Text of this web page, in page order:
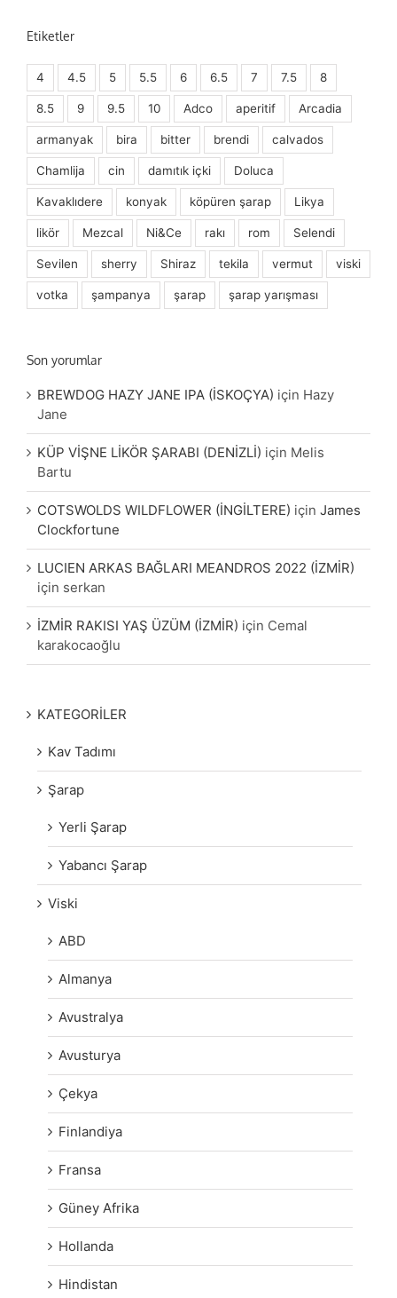
Etiketler
4 4.5 5 5.5 6 6.5 7 7.5 8
8.5 9 9.5 10 Adco aperitif Arcadia
armanyak bira bitter brendi calvados
Chamlija cin damıtık içki Doluca
Kavaklıdere konyak köpüren şarap Likya
likör Mezcal Ni&Ce rakı rom Selendi
Sevilen sherry Shiraz tekila vermut viski
votka şampanya şarap şarap yarışması
Son yorumlar
BREWDOG HAZY JANE IPA (İSKOÇYA) için Hazy
Jane
KÜP VİŞNE LİKÖR ŞARABI (DENİZLİ) için Melis
Bartu
COTSWOLDS WILDFLOWER (İNGİLTERE) için James
Clockfortune
LUCIEN ARKAS BAĞLARI MEANDROS 2022 (İZMİR)
için serkan
İZMİR RAKISI YAŞ ÜZÜM (İZMİR) için Cemal
karakocaoğlu
KATEGORİLER
Kav Tadımı
Şarap
Yerli Şarap
Yabancı Şarap
Viski
ABD
Almanya
Avustralya
Avusturya
Çekya
Finlandiya
Fransa
Güney Afrika
Hollanda
Hindistan